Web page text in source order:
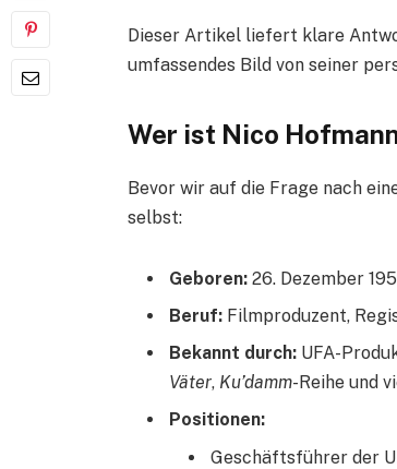
Dieser Artikel liefert klare
umfassendes Bild von seiner
Wer ist Nico
Bevor wir auf die Frage nach
selbst:
Geboren: 26. Dezember
Beruf: Filmproduzent,
Bekannt durch: UFA-
Väter, Ku’damm-Reihe und
Positionen:
Geschäftsführer der